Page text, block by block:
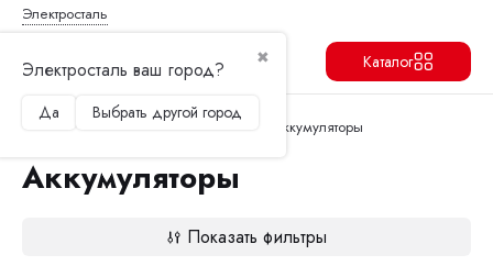
Электросталь
✖
Электросталь ваш город?
Да Выбрать другой город
Каталог
Главная Запчасти и аксессуары Аккумуляторы
Аккумуляторы
Показать фильтры
Продолжить Перейти в корзину